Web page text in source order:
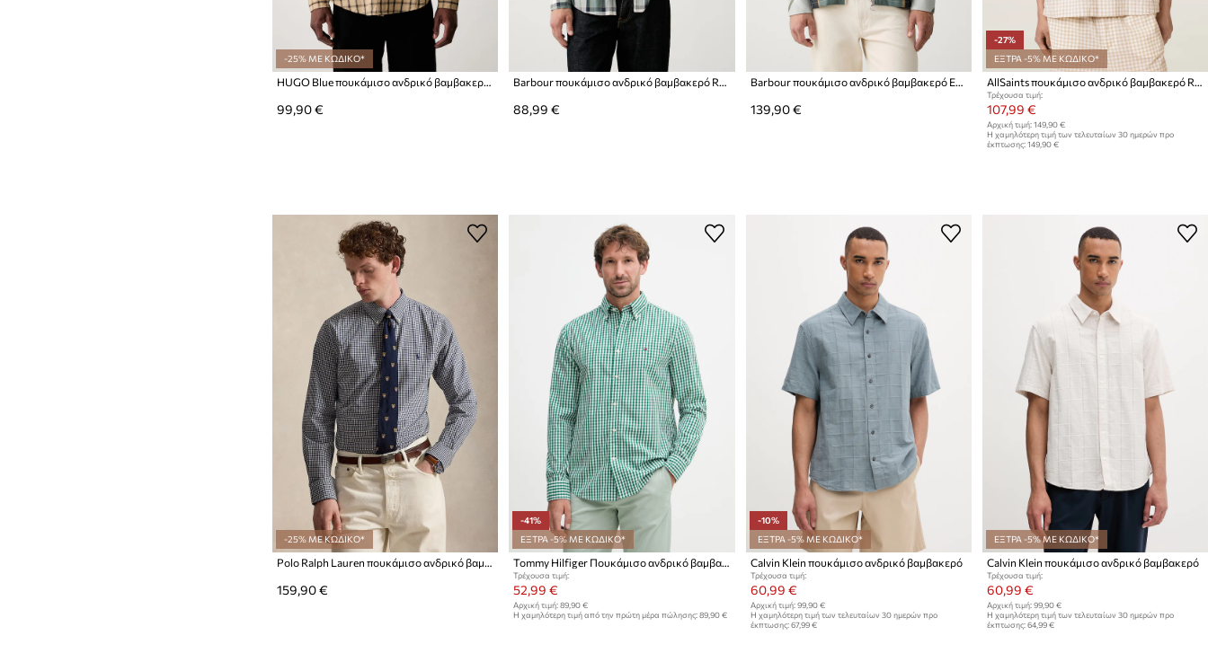
-25% ΜΕ ΚΩΔΙΚΟ*
HUGO Blue πουκάμισο ανδρικό βαμβακερό Ebaltow
99,90 €
Barbour πουκάμισο ανδρικό βαμβακερό Rawley
88,99 €
Barbour πουκάμισο ανδρικό βαμβακερό ETTRICK
139,90 €
-27%
ΕΞΤΡΑ -5% ΜΕ ΚΩΔΙΚΟ*
AllSaints πουκάμισο ανδρικό βαμβακερό ROCKLAND
Τρέχουσα τιμή:
107,99 €
Αρχική τιμή: 149,90 €
Η χαμηλότερη τιμή των τελευταίων 30 ημερών προ
έκπτωσης: 149,90 €
-25% ΜΕ ΚΩΔΙΚΟ*
Polo Ralph Lauren πουκάμισο ανδρικό βαμβακερό
159,90 €
-41%
ΕΞΤΡΑ -5% ΜΕ ΚΩΔΙΚΟ*
Tommy Hilfiger Πουκάμισο ανδρικό βαμβακερό
Τρέχουσα τιμή:
52,99 €
Αρχική τιμή: 89,90 €
Η χαμηλότερη τιμή από την πρώτη μέρα πώλησης: 89,90 €
-10%
ΕΞΤΡΑ -5% ΜΕ ΚΩΔΙΚΟ*
Calvin Klein πουκάμισο ανδρικό βαμβακερό
Τρέχουσα τιμή:
60,99 €
Αρχική τιμή: 99,90 €
Η χαμηλότερη τιμή των τελευταίων 30 ημερών προ
έκπτωσης: 67,99 €
ΕΞΤΡΑ -5% ΜΕ ΚΩΔΙΚΟ*
Calvin Klein πουκάμισο ανδρικό βαμβακερό
Τρέχουσα τιμή:
60,99 €
Αρχική τιμή: 99,90 €
Η χαμηλότερη τιμή των τελευταίων 30 ημερών προ
έκπτωσης: 64,99 €